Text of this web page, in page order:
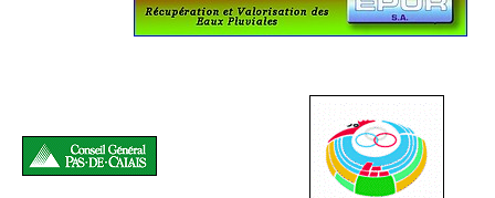
Exploitants agricoles
Réserver une salle